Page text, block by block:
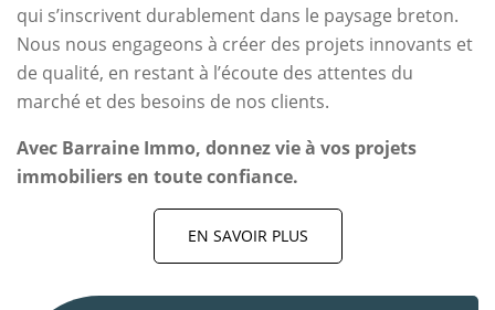
qui s’inscrivent durablement dans le paysage breton.
Nous nous engageons à créer des projets innovants et
de qualité, en restant à l’écoute des attentes du
marché et des besoins de nos clients.
Avec Barraine Immo, donnez vie à vos projets
immobiliers en toute confiance.
EN SAVOIR PLUS